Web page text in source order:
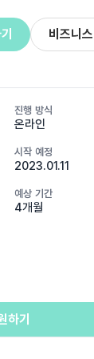
비즈니
진행 방식
온라인
시작 예정
2023.01.11
예상 기간
4개월
하기